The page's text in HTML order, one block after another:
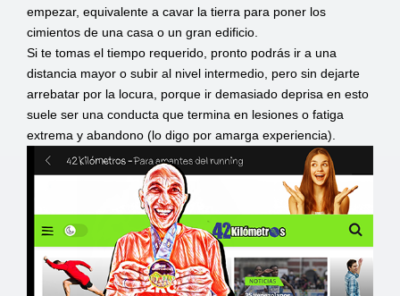
empezar, equivalente a cavar la tierra para poner los
cimientos de una casa o un gran edificio.
Si te tomas el tiempo requerido, pronto podrás ir a una
distancia mayor o subir al nivel intermedio, pero sin dejarte
arrebatar por la locura, porque ir demasiado deprisa en esto
suele ser una conducta que termina en lesiones o fatiga
extrema y abandono (lo digo por amarga experiencia).